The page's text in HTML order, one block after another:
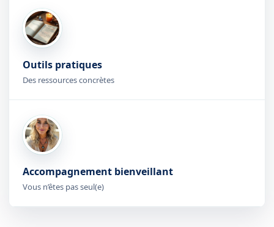
Outils pratiques
Des ressources concrètes
Accompagnement bienveillant
Vous n’êtes pas seul(e)